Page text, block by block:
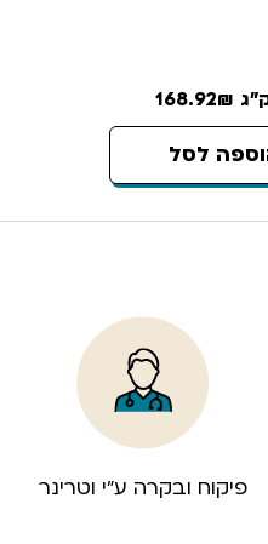
לסל
פיקוח ובקרה ע”י וטרינר